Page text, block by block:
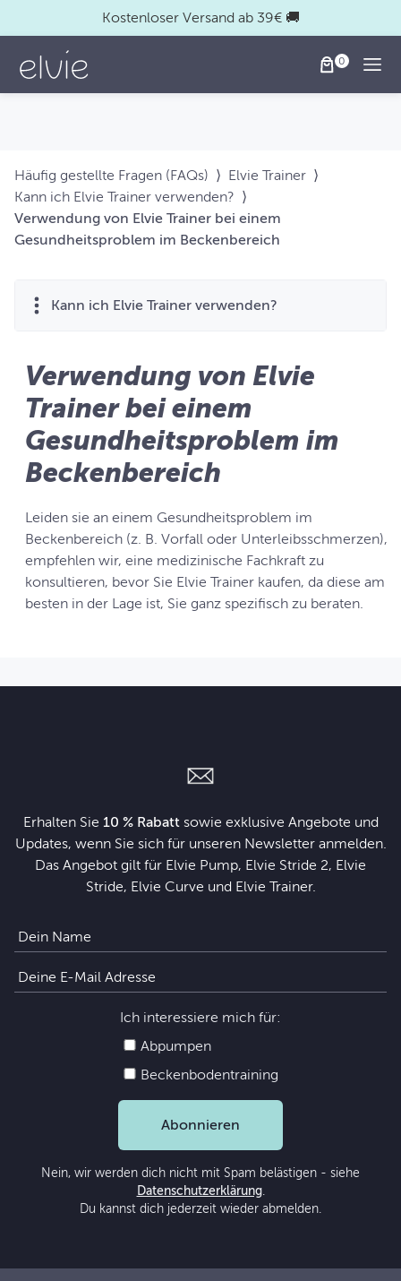
Kostenloser Versand ab 39€ 🚚
Häufig gestellte Fragen (FAQs) ⟩ Elvie Trainer ⟩
Kann ich Elvie Trainer verwenden? ⟩
Verwendung von Elvie Trainer bei einem
Gesundheitsproblem im Beckenbereich
Kann ich Elvie Trainer verwenden?
Verwendung von Elvie
Trainer bei einem
Gesundheitsproblem im
Beckenbereich
Leiden sie an einem Gesundheitsproblem im
Beckenbereich (z. B. Vorfall oder Unterleibsschmerzen),
empfehlen wir, eine medizinische Fachkraft zu
konsultieren, bevor Sie Elvie Trainer kaufen, da diese am
besten in der Lage ist, Sie ganz spezifisch zu beraten.
Erhalten Sie 10 % Rabattsowie exklusive Angebote und
Updates, wenn Sie sich für unseren Newsletter anmelden.
Das Angebot gilt für Elvie Pump, Elvie Stride 2, Elvie
Stride, Elvie Curve und Elvie Trainer.
Ich interessiere mich für:
Abpumpen
Beckenbodentraining
Abonnieren
Nein, wir werden dich nicht mit Spam belästigen - siehe
Datenschutzerklärung.
Du kannst dich jederzeit wieder abmelden.